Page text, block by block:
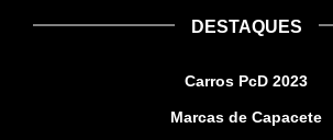
DESTAQUES
Carros PcD 2023
Marcas de Capacete